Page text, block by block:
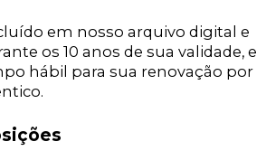
em nosso arquivo digital e
os 10 anos de sua validade, e
hábil para sua renovação por